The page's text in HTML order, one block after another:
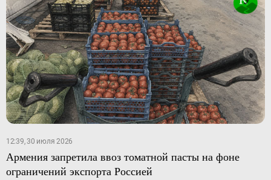
12:39, 30 июля 2026
Армения запретила ввоз томатной пасты на фоне
ограничений экспорта Россией